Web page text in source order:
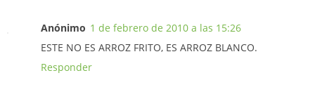
Anónimo 1 de febrero de 2010 a las 15:26
ESTE NO ES ARROZ FRITO, ES ARROZ BLANCO.
Responder